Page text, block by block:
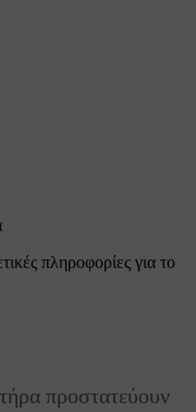
πληροφορίες για το
προστατεύουν